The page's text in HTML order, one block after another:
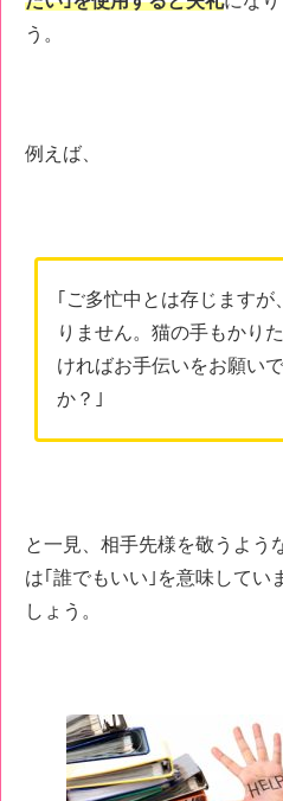
う。
例えば、
｢ご多忙中とは存じますが
りません。猫の手もかり
ければお手伝いをお願い
か？｣
と一見、相手先様を敬うよう
は｢誰でもいい｣を意味してい
しょう。